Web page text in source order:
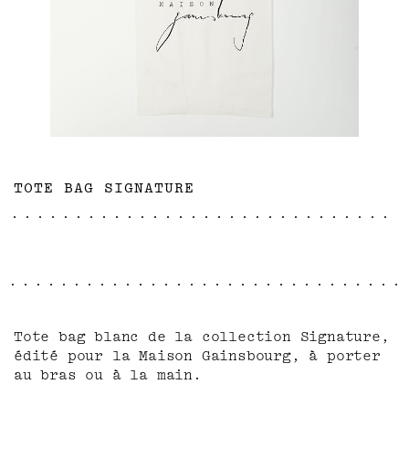
TOTE BAG SIGNATURE
Tote bag blanc de la collection Signature,
édité pour la Maison Gainsbourg, à porter
au bras ou à la main.